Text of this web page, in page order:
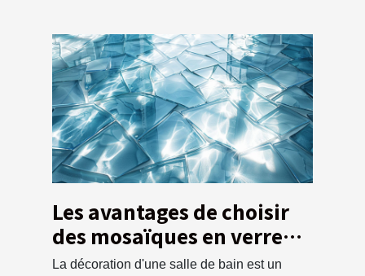
Les avantages de choisir
des mosaïques en verre
pour la salle de bain
La décoration d'une salle de bain est un